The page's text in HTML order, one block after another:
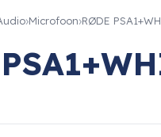
Microfoon RØDE